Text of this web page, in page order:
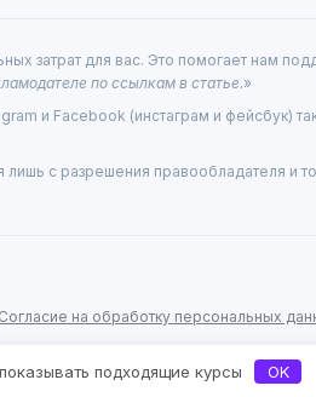
затрат для вас. Это помогает нам
по ссылкам в статье.»
и Facebook (инстаграм и фейсбук)
с разрешения правообладателя и
Согласие на обработку персональных
подходящие курсы OK